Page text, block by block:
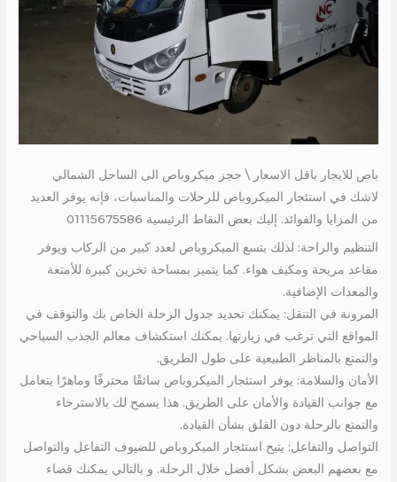
باص للايجار باقل الاسعار \ حجز ميكروباص الى الساحل الشمالي
لاشك في استئجار الميكروباص للرحلات والمناسبات، فإنه يوفر العديد
من المزايا والفوائد. إليك بعض النقاط الرئيسية 01115675586
التنظيم والراحة: لذلك يتسع الميكروباص لعدد كبير من الركاب ويوفر
مقاعد مريحة ومكيف هواء. كما يتميز بمساحة تخزين كبيرة للأمتعة
والمعدات الإضافية.
المرونة في التنقل: يمكنك تحديد جدول الرحلة الخاص بك والتوقف في
المواقع التي ترغب في زيارتها. يمكنك استكشاف معالم الجذب السياحي
والتمتع بالمناظر الطبيعية على طول الطريق.
الأمان والسلامة: يوفر استئجار الميكروباص سائقًا محترفًا وماهرًا يتعامل
مع جوانب القيادة والأمان على الطريق. هذا يسمح لك بالاسترخاء
والتمتع بالرحلة دون القلق بشأن القيادة.
التواصل والتفاعل: يتيح استئجار الميكروباص للضيوف التفاعل والتواصل
مع بعضهم البعض بشكل أفضل خلال الرحلة. و بالتالي يمكنك قضاء